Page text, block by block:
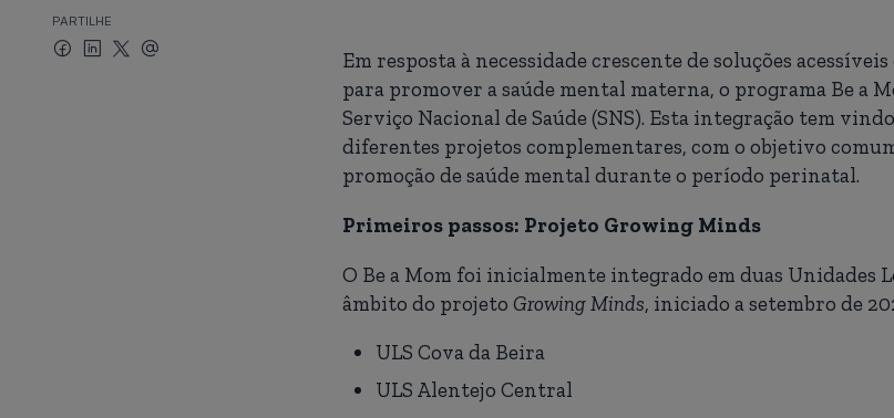
PARTILHE
Em resposta à necessidade crescente de soluções
para promover a saúde mental materna, o programa Be a
Serviço Nacional de Saúde (SNS). Esta integração tem
diferentes projetos complementares, com o objetivo
promoção de saúde mental durante o período perinatal.
Primeiros passos: Projeto Growing Minds
O Be a Mom foi inicialmente integrado em duas Unidades
âmbito do projeto Growing Minds, iniciado a setembro de
ULS Cova da Beira
ULS Alentejo Central